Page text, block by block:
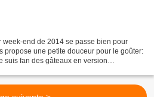
week-end de 2014 se passe bien pour
propose une petite douceur pour le goûter:
suis fan des gâteaux en version